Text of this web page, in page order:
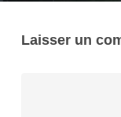
Laisser un